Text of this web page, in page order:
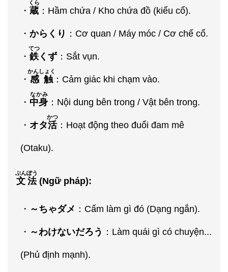
・ 蔵
くら
：Hầm chứa / Kho chứa đồ (kiểu cổ).
・ からくり ：Cơ quan / Máy móc / Cơ chế cổ.
・ 鉄
てつ
くず ：Sắt vụn.
・ 感触
かんしょく
：Cảm giác khi chạm vào.
・ 中身
なかみ
：Nội dung bên trong / Vật bên trong.
・ オタ活
かつ
：Hoạt động theo đuổi đam mê
(Otaku).
文法
ぶんぽう
(Ngữ pháp):
・ ～ちゃダメ ：Cấm làm gì đó (Dạng ngắn).
・ ～わけないだろう ：Làm quái gì có chuyện...
(Phủ định mạnh).